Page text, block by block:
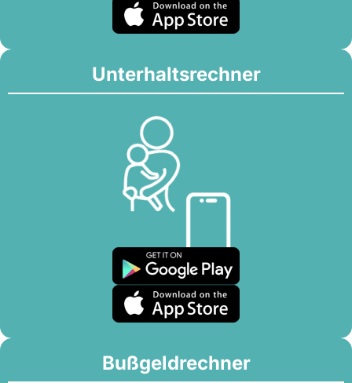
Unterhaltsrechner
Bußgeldrechner